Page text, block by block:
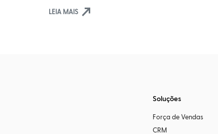
LEIA MAIS north_east
Soluções
Força de Vendas
CRM